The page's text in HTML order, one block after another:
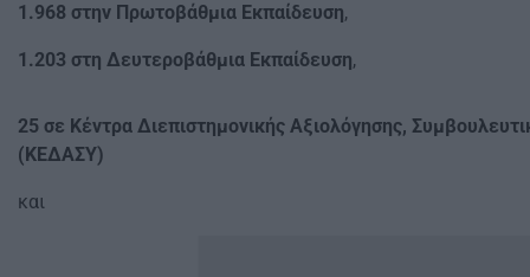
1.968 στην Πρωτοβάθμια Εκπαίδευση,
1.203 στη Δευτεροβάθμια Εκπαίδευση,
25 σε Κέντρα Διεπιστημονικής Αξιολόγησης,
(ΚΕΔΑΣΥ)
και